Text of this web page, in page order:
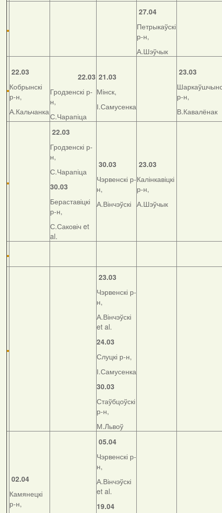
27.04
Петрыкаўскі
р-н,
А.Шэўчык
22.03
Кобрынскі
р-н,
А.Кальчанка
22.03
Гродзенскі р-
н,
С.Чарапіца
21.03
Мінск,
І.Самусенка
23.03
р-н,
В.Кавалёнак
22.03
Гродзенскі р-
н,
С.Чарапіца
30.03
Бераставіцкі
р-н,
С.Саковіч et
al.
30.03
Чэрвенскі р-
н,
А.Вінчэўскі
23.03
Калінкавіцкі
р-н,
А.Шэўчык
23.03
Чэрвенскі р-
н,
А.Вінчэўскі
et al.
24.03
Слуцкі р-н,
І.Самусенка
30.03
Стаўбцоўскі
р-н,
М.Львоў
02.04
Камянецкі
р-н,
05.04
Чэрвенскі р-
н,
А.Вінчэўскі
et al.
19.04